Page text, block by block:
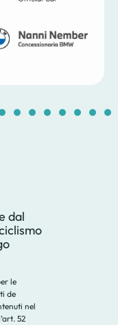
8 9 10 11 12 13 14
dal
le
de
nel
52